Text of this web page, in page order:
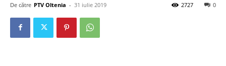
De către PTV Oltenia - 31 iulie 2019 0
2727